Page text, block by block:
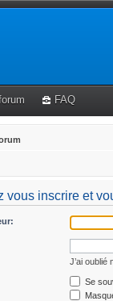
FAQ
vous inscrire et
J’ai oublié
Se